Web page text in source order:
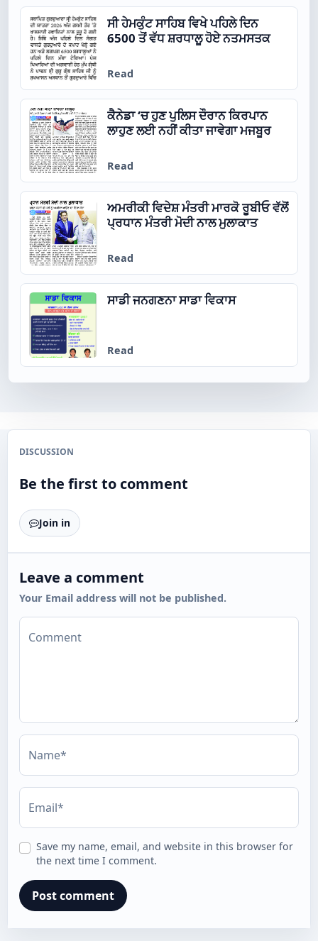
ਸੀ ਹੇਮਕੁੰਟ ਸਾਹਿਬ ਵਿਖੇ ਪਹਿਲੇ ਦਿਨ
6500 ਤੋਂ ਵੱਧ ਸ਼ਰਧਾਲੂ ਹੋਏ ਨਤਮਸਤਕ
Read
ਕੈਨੇਡਾ ‘ਚ ਹੁਣ ਪੁਲਿਸ ਦੌਰਾਨ ਕਿਰਪਾਨ
ਲਾਹੁਣ ਲਈ ਨਹੀਂ ਕੀਤਾ ਜਾਵੇਗਾ ਮਜਬੂਰ
Read
ਅਮਰੀਕੀ ਵਿਦੇਸ਼ ਮੰਤਰੀ ਮਾਰਕੋ ਰੂਬੀਓ ਵੱਲੋਂ
ਪ੍ਰਧਾਨ ਮੰਤਰੀ ਮੋਦੀ ਨਾਲ ਮੁਲਾਕਾਤ
Read
ਸਾਡੀ ਜਨਗਣਨਾ ਸਾਡਾ ਵਿਕਾਸ
Read
DISCUSSION
Be the first to comment
Join in
Leave a comment
Your Email address will not be published.
Comment
Name*
Email*
Save my name, email, and website in this browser for
the next time I comment.